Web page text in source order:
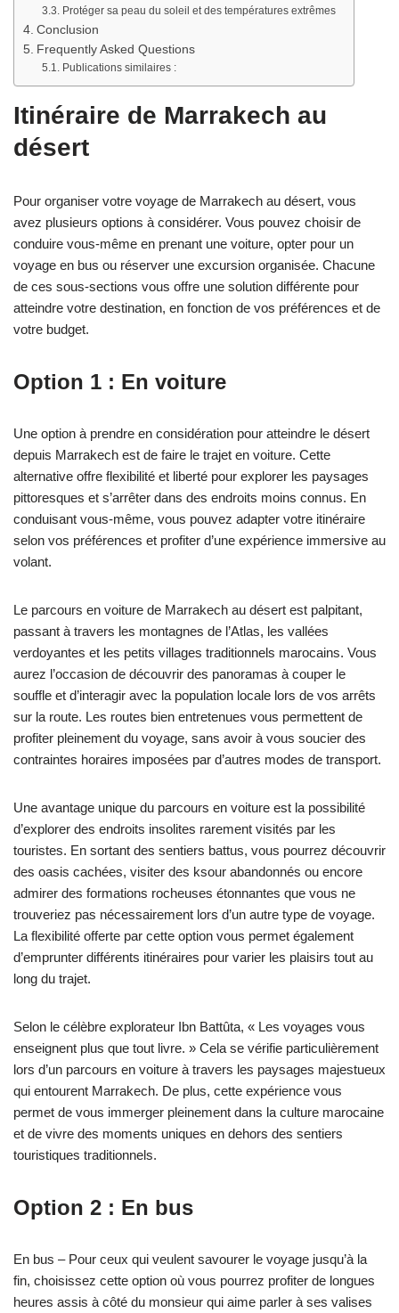
Protéger sa peau du soleil et des températures extrêmes
Conclusion
Frequently Asked Questions
Publications similaires :
Itinéraire de Marrakech au
désert
Pour organiser votre voyage de Marrakech au désert, vous
avez plusieurs options à considérer. Vous pouvez choisir de
conduire vous-même en prenant une voiture, opter pour un
voyage en bus ou réserver une excursion organisée. Chacune
de ces sous-sections vous offre une solution différente pour
atteindre votre destination, en fonction de vos préférences et de
votre budget.
Option 1 : En voiture
Une option à prendre en considération pour atteindre le désert
depuis Marrakech est de faire le trajet en voiture. Cette
alternative offre flexibilité et liberté pour explorer les paysages
pittoresques et s’arrêter dans des endroits moins connus. En
conduisant vous-même, vous pouvez adapter votre itinéraire
selon vos préférences et profiter d’une expérience immersive au
volant.
Le parcours en voiture de Marrakech au désert est palpitant,
passant à travers les montagnes de l’Atlas, les vallées
verdoyantes et les petits villages traditionnels marocains. Vous
aurez l’occasion de découvrir des panoramas à couper le
souffle et d’interagir avec la population locale lors de vos arrêts
sur la route. Les routes bien entretenues vous permettent de
profiter pleinement du voyage, sans avoir à vous soucier des
contraintes horaires imposées par d’autres modes de transport.
Une avantage unique du parcours en voiture est la possibilité
d’explorer des endroits insolites rarement visités par les
touristes. En sortant des sentiers battus, vous pourrez découvrir
des oasis cachées, visiter des ksour abandonnés ou encore
admirer des formations rocheuses étonnantes que vous ne
trouveriez pas nécessairement lors d’un autre type de voyage.
La flexibilité offerte par cette option vous permet également
d’emprunter différents itinéraires pour varier les plaisirs tout au
long du trajet.
Selon le célèbre explorateur Ibn Battûta, « Les voyages vous
enseignent plus que tout livre. » Cela se vérifie particulièrement
lors d’un parcours en voiture à travers les paysages majestueux
qui entourent Marrakech. De plus, cette expérience vous
permet de vous immerger pleinement dans la culture marocaine
et de vivre des moments uniques en dehors des sentiers
touristiques traditionnels.
Option 2 : En bus
En bus – Pour ceux qui veulent savourer le voyage jusqu’à la
fin, choisissez cette option où vous pourrez profiter de longues
heures assis à côté du monsieur qui aime parler à ses valises